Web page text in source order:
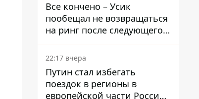
Все кончено – Усик
пообещал не возвращаться
на ринг после следующего
боя
22:17 вчера
Путин стал избегать
поездок в регионы в
европейской части России,